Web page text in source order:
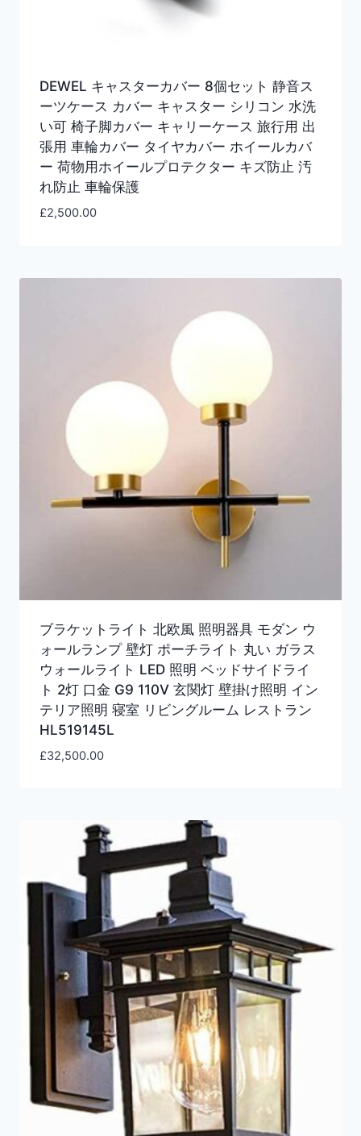
DEWEL キャスターカバー 8個セット 静音ス
ーツケース カバー キャスター シリコン 水洗
い可 椅子脚カバー キャリーケース 旅行用 出
張用 車輪カバー タイヤカバー ホイールカバ
ー 荷物用ホイールプロテクター キズ防止 汚
れ防止 車輪保護
£2,500.00
ブラケットライト 北欧風 照明器具 モダン ウ
ォールランプ 壁灯 ポーチライト 丸い ガラス
ウォールライト LED 照明 ベッドサイドライ
ト 2灯 口金 G9 110V 玄関灯 壁掛け照明 イン
テリア照明 寝室 リビングルーム レストラン
HL519145L
£32,500.00